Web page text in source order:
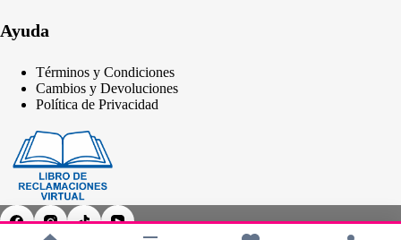
Ayuda
Términos y Condiciones
Cambios y Devoluciones
Política de Privacidad